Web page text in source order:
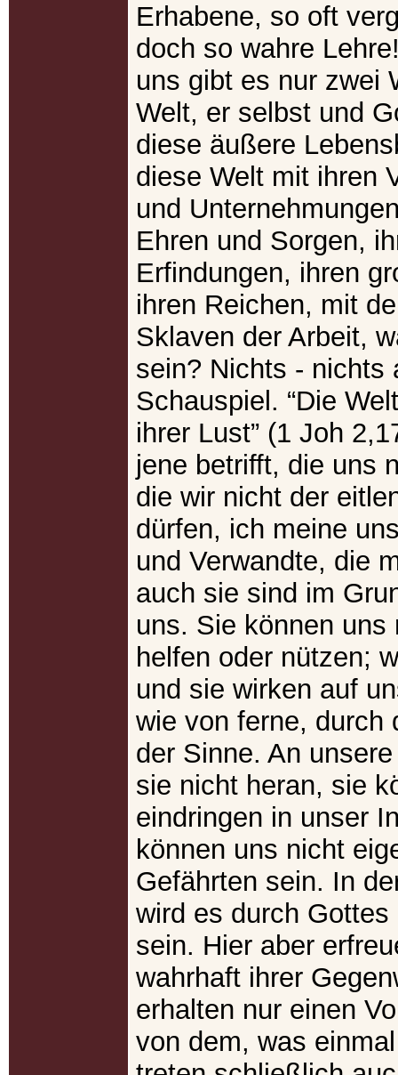
Erhabene, so oft
doch so wahre
uns gibt es nur zwei
Welt, er selbst und
diese äußere
diese Welt mit ihren
und
Ehren und Sorgen,
Erfindungen, ihren
ihren Reichen, mit
Sklaven der Arbeit,
sein? Nichts - nichts
Schauspiel. “Die
ihrer Lust” (1 Joh
jene betrifft, die uns
die wir nicht der
dürfen, ich meine
und Verwandte, die
auch sie sind im
uns. Sie können uns
helfen oder nützen;
und sie wirken auf
wie von ferne, durch
der Sinne. An
sie nicht heran, sie
eindringen in unser
können uns nicht
Gefährten sein. In
wird es durch
sein. Hier aber
wahrhaft ihrer
erhalten nur einen
von dem, was